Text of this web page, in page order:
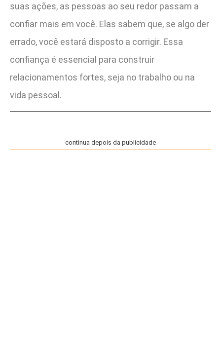
suas ações, as pessoas ao seu redor passam a
confiar mais em você. Elas sabem que, se algo der
errado, você estará disposto a corrigir. Essa
confiança é essencial para construir
relacionamentos fortes, seja no trabalho ou na
vida pessoal.
continua depois da publicidade